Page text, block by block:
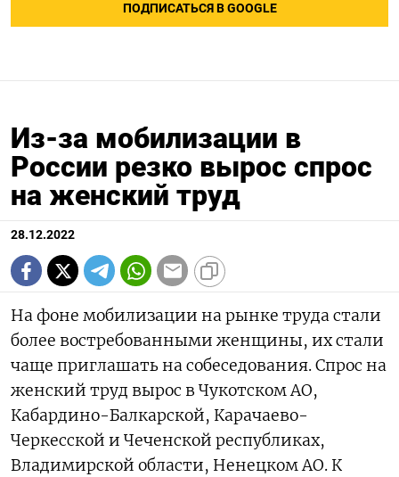
ПОДПИСАТЬСЯ В GOOGLE
Из-за мобилизации в
России резко вырос спрос
на женский труд
28.12.2022
На фоне мобилизации на рынке труда стали
более востребованными женщины, их стали
чаще приглашать на собеседования. Спрос на
женский труд вырос в Чукотском АО,
Кабардино-Балкарской, Карачаево-
Черкесской и Чеченской республиках,
Владимирской области, Ненецком АО. К